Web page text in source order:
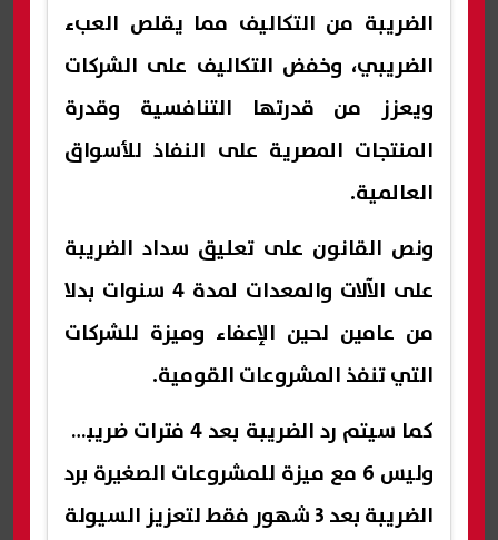
الضريبة من التكاليف مما يقلص العبء
الضريبي، وخفض التكاليف على الشركات
ويعزز من قدرتها التنافسية وقدرة
المنتجات المصرية على النفاذ للأسواق
العالمية.
ونص القانون على تعليق سداد الضريبة
على الآلات والمعدات لمدة 4 سنوات بدلا
من عامين لحين الإعفاء وميزة للشركات
التي تنفذ المشروعات القومية.
كما سيتم رد الضريبة بعد 4 فترات ضريبية
وليس 6 مع ميزة للمشروعات الصغيرة برد
الضريبة بعد 3 شهور فقط لتعزيز السيولة